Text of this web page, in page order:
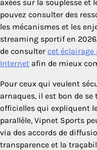
axées sur la souplesse et
pouvez consulter des
les mécanismes et les
streaming sportif en
de consulter cet éclairage
Internet afin de mieux
Pour ceux qui veulent
arnaques, il est bon de
officielles qui expliquent
parallèle, Vipnet Sports
via des accords de
transparence et la